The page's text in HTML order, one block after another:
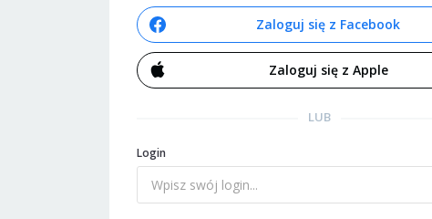
Zaloguj się z Facebook
Zaloguj się z Apple
LUB
Login